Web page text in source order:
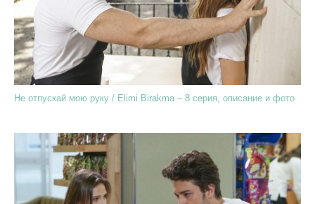
Не отпускай мою руку / Elimi Birakma – 8 серия, описание и фото